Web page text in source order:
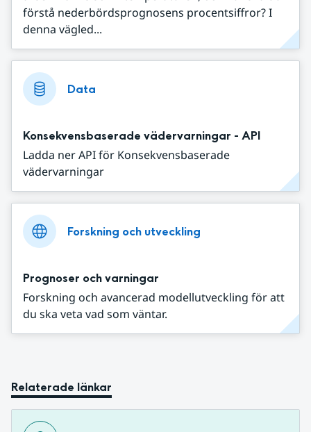
förstå nederbördsprognosens procentsiffror? I
denna vägled...
Data
Konsekvensbaserade vädervarningar - API
Ladda ner API för Konsekvensbaserade
vädervarningar
Forskning och utveckling
Prognoser och varningar
Forskning och avancerad modellutveckling för att
du ska veta vad som väntar.
Relaterade länkar